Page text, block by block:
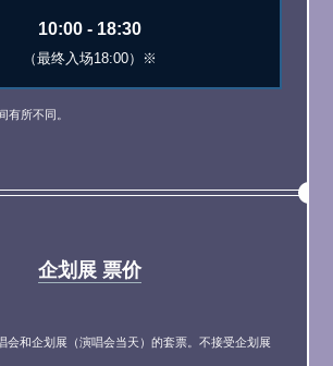
10:00 - 18:30
（最终入场18:00）※
有所不同。
企划展 票价
会和企划展（演唱会当天）的套票。不接受企划展